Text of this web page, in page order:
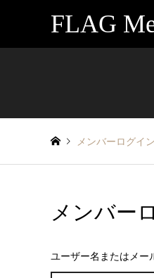
FLAG
メンバーログイン
メンバー
ユーザー名またはメー